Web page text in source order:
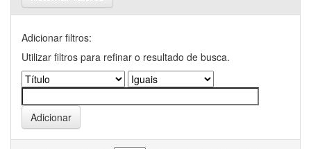
Adicionar filtros:
Utilizar filtros para refinar o resultado de busca.